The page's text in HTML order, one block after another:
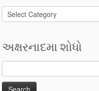
Categories
અક્ષરનાદમા શોધો